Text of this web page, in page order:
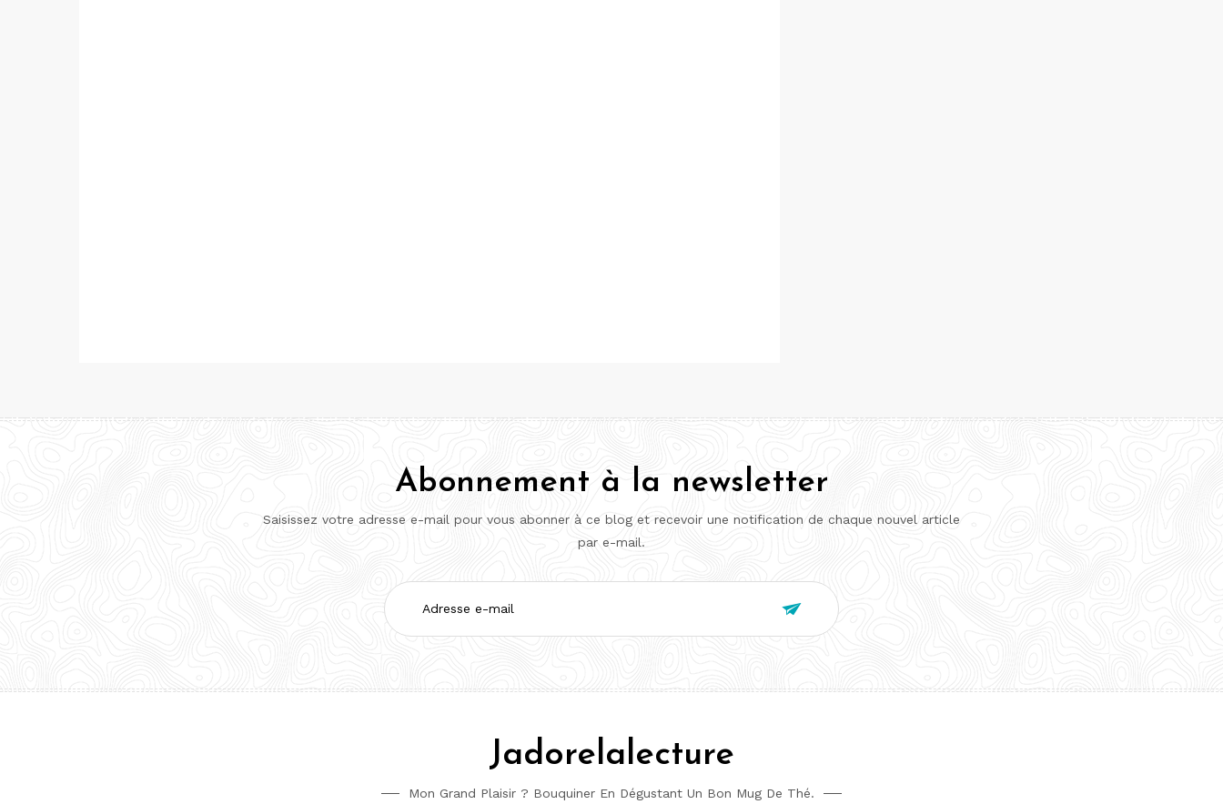
Abonnement à la newsletter
Saisissez votre adresse e-mail pour vous abonner à ce blog et recevoir une notification de chaque nouvel article
par e-mail.
Adresse
e-
mail

Jadorelalecture
Mon Grand Plaisir ? Bouquiner En Dégustant Un Bon Mug De Thé.